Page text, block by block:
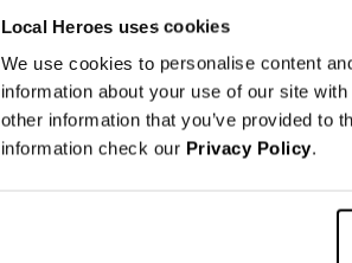
Local Heroes uses cookies
We use cookies to personalise content
information about your use of our site
other information that you’ve provided to
information check our Privacy Policy.
BLUZA ROZPINANA BLUSH GLITTER
99,00 zł
249,00 zł -60%
Najniższa cena z 30 dni przed obniżką124,00 zł